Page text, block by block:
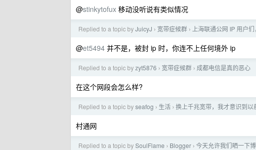
@stinkytofux 移动没听说有类似情况
Replied to a topic byJuicyJ › 宽带症候群 › 上海联通公网 IP 用户
@et5494 并不是，被封 ip 时，你连不上任何境外 ip
Replied to a topic byzyt5876 › 宽带症候群 › 成都电信是真的恶心
在这个网段会怎么样?
Replied to a topic byseafog › 生活 › 换上千兆宽带，我才意识到以
村通网
Replied to a topic bySoulFlame › Blogger › 今天允许我们晒一下